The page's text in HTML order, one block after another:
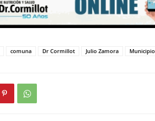
comuna Dr Cormillot Julio Zamora Municipio